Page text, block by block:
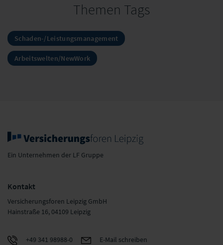
Themen Tags
Schaden-/Leistungsmanagement
Arbeitswelten/NewWork
Ein Unternehmen der LF Gruppe
Kontakt
Versicherungsforen Leipzig GmbH
Hainstraße 16, 04109 Leipzig
+49 341 98988-0 E-Mail schreiben